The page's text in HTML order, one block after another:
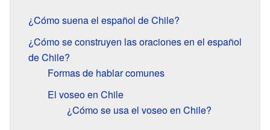
¿Cómo suena el español de Chile?
¿Cómo se construyen las oraciones en el español
de Chile?
Formas de hablar comunes
El voseo en Chile
¿Cómo se usa el voseo en Chile?